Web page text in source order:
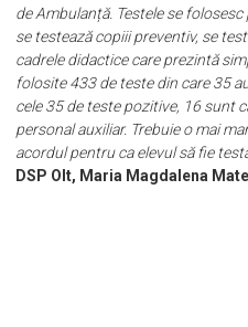
de Ambulanță. Testele se
se testează copiii preventiv, se
cadrele didactice care prezintă
folosite 433 de teste din care 35
cele 35 de teste pozitive, 16 sunt
personal auxiliar. Trebuie o mai
acordul pentru ca elevul să fie
DSP Olt, Maria Magdalena